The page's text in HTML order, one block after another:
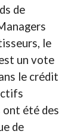
de
le
un vote
le crédit
ont été des
de